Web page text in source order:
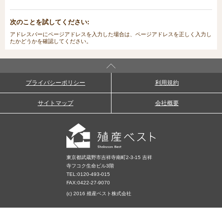
次のことを試してください:
アドレスバーにページアドレスを入力した場合は、ページアドレスを正しく入力し
たかどうかを確認してください。
プライバシーポリシー 利用規約
サイトマップ 会社概要
東京都武蔵野市吉祥寺南町2-3-15 吉祥
寺フコク生命ビル3階
TEL:0120-493-015
FAX:0422-27-9070
(c) 2016 殖産ベスト株式会社